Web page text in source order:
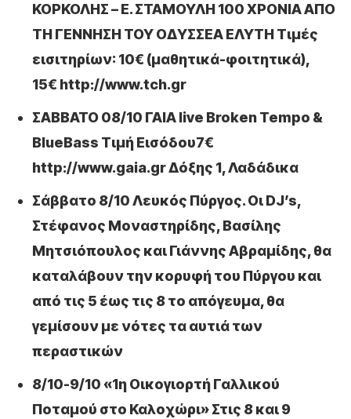
ΚΟΡΚΟΛΗΣ – Ε. ΣΤΑΜΟΥΛΗ 100 ΧΡΟΝΙΑ ΑΠΟ
ΤΗ ΓΕΝΝΗΣΗ ΤΟΥ ΟΔΥΣΣΕΑ ΕΛΥΤΗ Τιμές
εισιτηρίων: 10€ (μαθητικά-φοιτητικά),
15€ http://www.tch.gr
ΣΑΒΒΑΤΟ 08/10 ΓΑΙΑ live Broken Tempo &
BlueBass Τιμή Εισόδου7€
http://www.gaia.gr Δόξης 1, Λαδάδικα
Σάββατο 8/10 Λευκός Πύργος. Οι DJ’s,
Στέφανος Μοναστηρίδης, Βασίλης
Μητσιόπουλος και Γιάννης Αβραμίδης, θα
καταλάβουν την κορυφή του Πύργου και
από τις 5 έως τις 8 το απόγευμα, θα
γεμίσουν με νότες τα αυτιά των
περαστικών
8/10-9/10 «1η Οικογιορτή Γαλλικού
Ποταμού στο Καλοχώρι» Στις 8 και 9